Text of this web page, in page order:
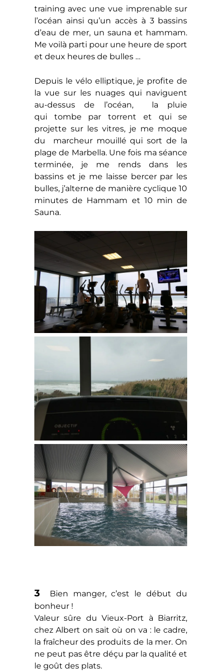
training avec une vue imprenable sur
l’océan ainsi qu’un accès à 3 bassins
d’eau de mer, un sauna et hammam.
Me voilà parti pour une heure de sport
et deux heures de bulles …
Depuis le vélo elliptique, je profite de
la vue sur les nuages qui naviguent
au-dessus de l’océan, la pluie
qui tombe par torrent et qui se
projette sur les vitres, je me moque
du marcheur mouillé qui sort de la
plage de Marbella. Une fois ma séance
terminée, je me rends dans les
bassins et je me laisse bercer par les
bulles, j’alterne de manière cyclique 10
minutes de Hammam et 10 min de
Sauna.
3Bien manger, c’est le début du
bonheur !
Valeur sûre du Vieux-Port à Biarritz,
chez Albert on sait où on va : le cadre,
la fraîcheur des produits de la mer. On
ne peut pas être déçu par la qualité et
le goût des plats.